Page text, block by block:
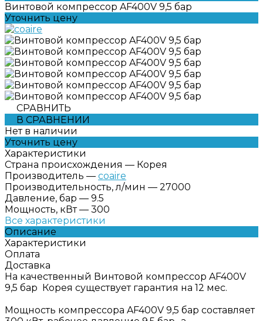
Винтовой компрессор AF400V 9,5 бар
Уточнить цену
СРАВНИТЬ
В СРАВНЕНИИ
Нет в наличии
Уточнить цену
Характеристики
Страна происхождения — Корея
Производитель — coaire
Производительность, л/мин — 27000
Давление, бар — 9.5
Мощность, кВт — 300
Все характеристики
Описание
Характеристики
Оплата
Доставка
На качественный Винтовой компрессор AF400V
9,5 бар Корея существует гарантия на 12 мес.
Мощность компрессора AF400V 9,5 бар составляет